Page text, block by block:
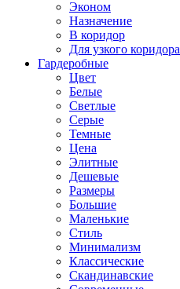
Эконом
Назначение
В коридор
Для узкого коридора
Гардеробные
Цвет
Белые
Светлые
Серые
Темные
Цена
Элитные
Дешевые
Размеры
Большие
Маленькие
Стиль
Минимализм
Классические
Скандинавские